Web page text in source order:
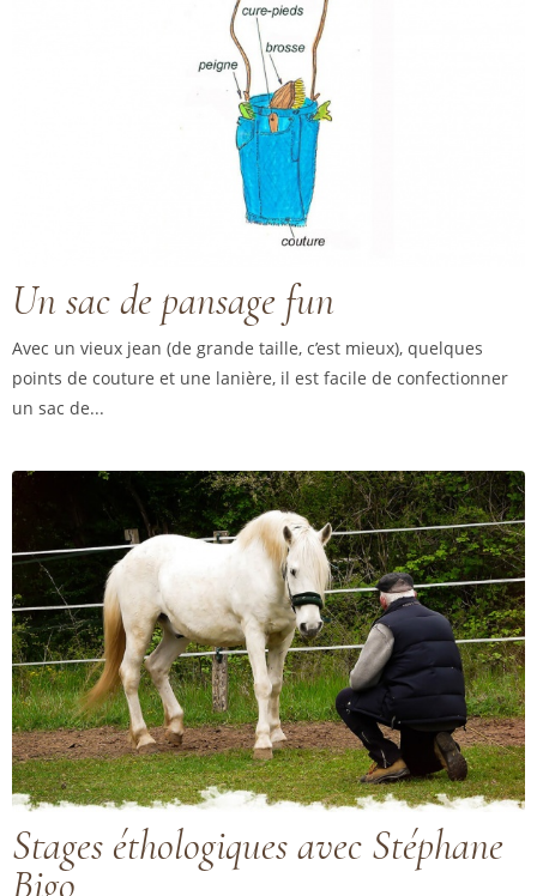
Un sac de pansage fun
Avec un vieux jean (de grande taille, c’est mieux), quelques
points de couture et une lanière, il est facile de confectionner
un sac de...
Stages éthologiques avec Stéphane
Bigo